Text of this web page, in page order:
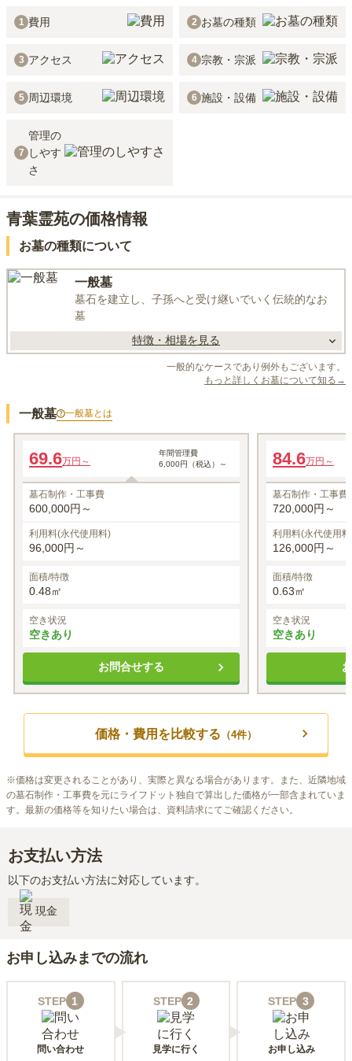
1 費用 2 お墓の種類
3 アクセス 4 宗教・宗派
5 周辺環境 6 施設・設備
7
管理の
しやす
さ
青葉霊苑の価格情報
お墓の種類について
一般墓
墓石を建立し、子孫へと受け継いでいく伝統的なお
墓
特徴・相場を見る
一般的なケースであり例外もございます。
もっと詳しくお墓について知る→
一般墓 一般墓とは
69.6万円～
年間管理費
6,000円（税込）～
墓石制作・工事費
600,000円～
利用料(永代使用料)
96,000円～
面積/特徴
0.48㎡
空き状況
空きあり
お問合せする
84.6万円～
墓石制作・工事費
720,000円～
利用料(永代使用
126,000円～
面積/特徴
0.63㎡
空き状況
空きあり
価格・費用を比較する （4件）
※価格は変更されることがあり、実際と異なる場合があります。また、近隣地域
の墓石制作・工事費を元にライフドット独自で算出した価格が一部含まれていま
す。最新の価格等を知りたい場合は、資料請求にてご確認ください。
お支払い方法
以下のお支払い方法に対応しています。
現金
お申し込みまでの流れ
STEP 1
問い合わせ
STEP 2
見学に行く
STEP 3
お申し込み